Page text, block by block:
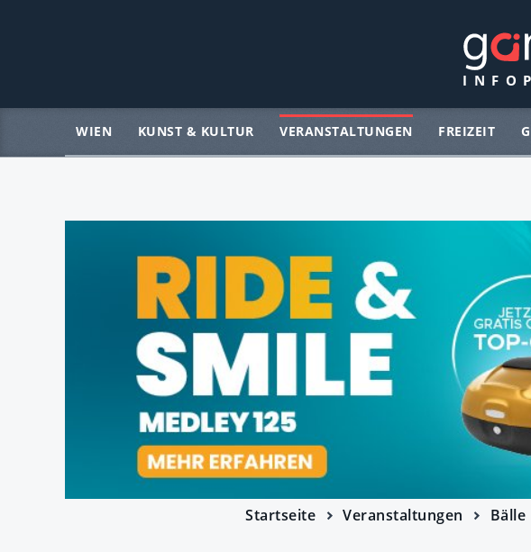
WIEN KUNST & KULTUR VERANSTALTUNGEN FREIZEIT
Startseite Veranstaltungen Bälle